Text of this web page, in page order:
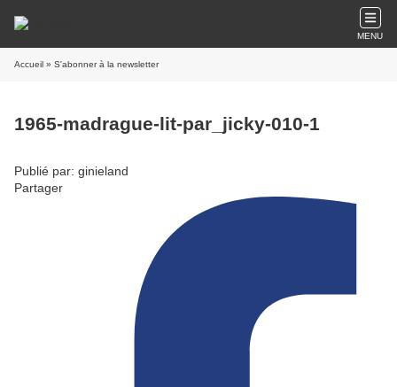
MENU
Accueil » S'abonner à la newsletter
1965-madrague-lit-par_jicky-010-1
Publié par: ginieland
Partager